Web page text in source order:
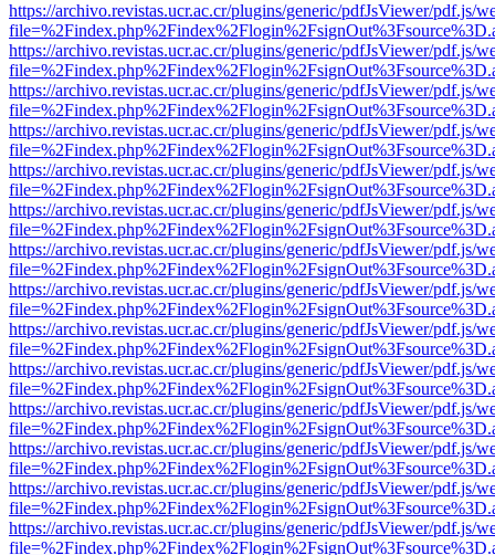
https://archivo.revistas.ucr.ac.cr/plugins/generic/pdfJsViewer/pdf.js/
https://archivo.revistas.ucr.ac.cr/plugins/generic/pdfJsViewer/pdf.js/
https://archivo.revistas.ucr.ac.cr/plugins/generic/pdfJsViewer/pdf.js/
https://archivo.revistas.ucr.ac.cr/plugins/generic/pdfJsViewer/pdf.js/
https://archivo.revistas.ucr.ac.cr/plugins/generic/pdfJsViewer/pdf.js/
https://archivo.revistas.ucr.ac.cr/plugins/generic/pdfJsViewer/pdf.js/
https://archivo.revistas.ucr.ac.cr/plugins/generic/pdfJsViewer/pdf.js/
https://archivo.revistas.ucr.ac.cr/plugins/generic/pdfJsViewer/pdf.js/
https://archivo.revistas.ucr.ac.cr/plugins/generic/pdfJsViewer/pdf.js/
https://archivo.revistas.ucr.ac.cr/plugins/generic/pdfJsViewer/pdf.js/
https://archivo.revistas.ucr.ac.cr/plugins/generic/pdfJsViewer/pdf.js/
https://archivo.revistas.ucr.ac.cr/plugins/generic/pdfJsViewer/pdf.js/
https://archivo.revistas.ucr.ac.cr/plugins/generic/pdfJsViewer/pdf.js/
https://archivo.revistas.ucr.ac.cr/plugins/generic/pdfJsViewer/pdf.js/